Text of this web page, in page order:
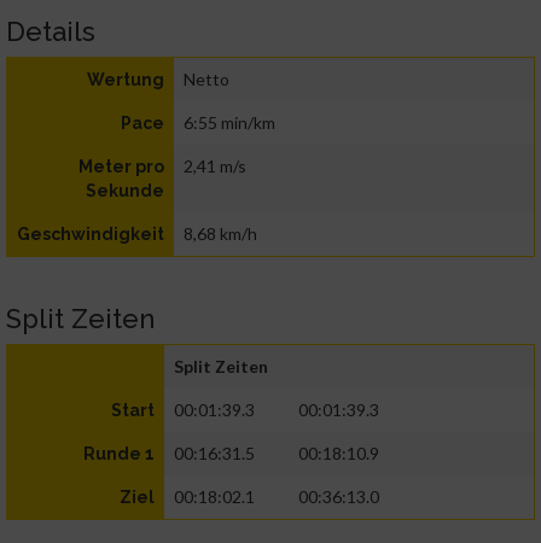
Details
Wertung Netto
Pace 6:55 min/km
Meter pro
Sekunde
2,41 m/s
Geschwindigkeit 8,68 km/h
Split Zeiten
Split Zeiten
Start 00:01:39.3 00:01:39.3
Runde 1 00:16:31.5 00:18:10.9
Ziel 00:18:02.1 00:36:13.0